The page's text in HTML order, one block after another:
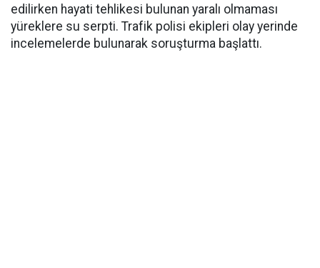
edilirken hayati tehlikesi bulunan yaralı olmaması
yüreklere su serpti. Trafik polisi ekipleri olay yerinde
incelemelerde bulunarak soruşturma başlattı.